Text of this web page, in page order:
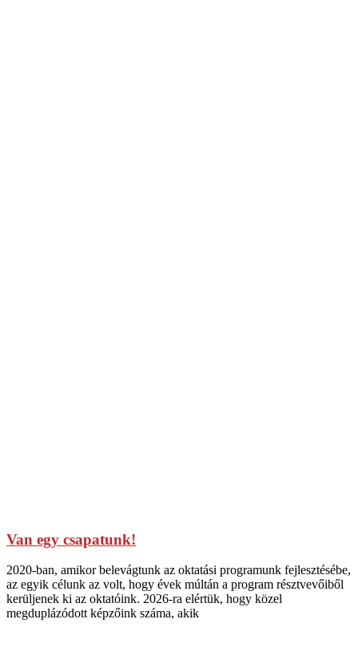
Van egy csapatunk!
2020-ban, amikor belevágtunk az oktatási programunk fejlesztésébe,
az egyik célunk az volt, hogy évek múltán a program résztvevőiből
kerüljenek ki az oktatóink. 2026-ra elértük, hogy közel
megduplázódott képzőink száma, akik